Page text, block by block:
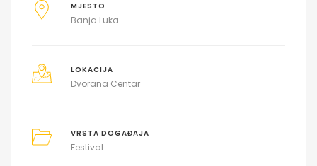
MJESTO
Banja Luka
LOKACIJA
Dvorana Centar
VRSTA DOGAĐAJA
Festival